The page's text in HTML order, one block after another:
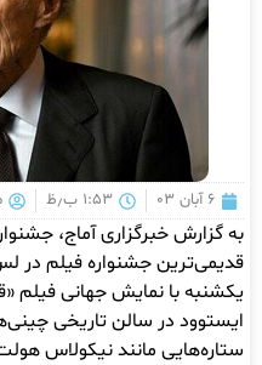
۶ آبان ۰۳ ۱:۵۳ ب٫ظ
به گزارش خبرگزاری آماج،
قدیمی‌ترین جشنواره فیلم در
ایستوود در سالن تاریخی
ستاره‌هایی مانند نیکولاس